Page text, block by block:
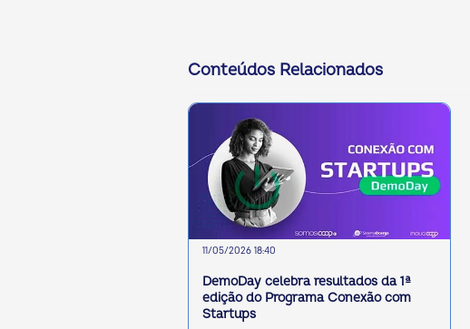
Conteúdos Relacionados
11/05/2026 18:40
DemoDay celebra resultados da 1ª
edição do Programa Conexão com
Startups